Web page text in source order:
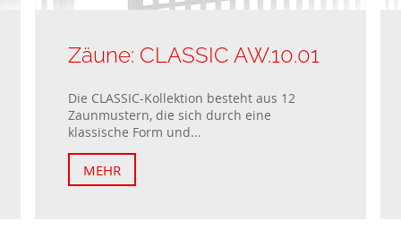
Zäune: CLASSIC AW.10.01
Die CLASSIC-Kollektion besteht aus 12
Zaunmustern, die sich durch eine
klassische Form und...
MEHR